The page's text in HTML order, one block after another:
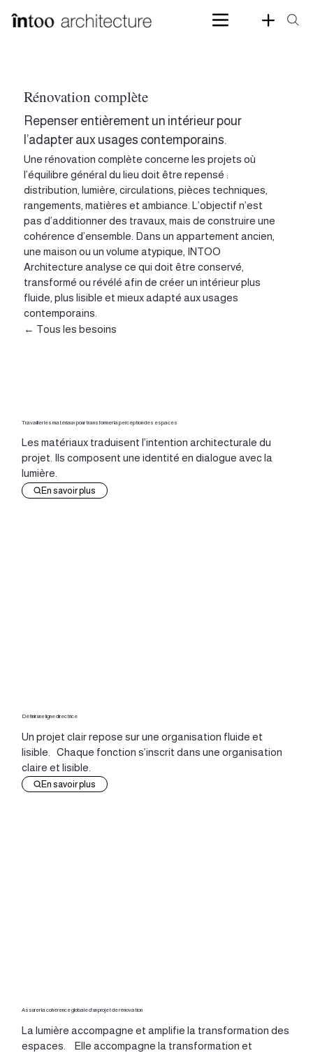
Rénovation complète
Repenser entièrement un intérieur pour
l’adapter aux usages contemporains.
Une rénovation complète concerne les projets où
l’équilibre général du lieu doit être repensé :
distribution, lumière, circulations, pièces techniques,
rangements, matières et ambiance. L’objectif n’est
pas d’additionner des travaux, mais de construire une
cohérence d’ensemble. Dans un appartement ancien,
une maison ou un volume atypique, INTOO
Architecture analyse ce qui doit être conservé,
transformé ou révélé afin de créer un intérieur plus
fluide, plus lisible et mieux adapté aux usages
contemporains.
← Tous les besoins
Travailler les matériaux pour transformer la perception des espaces
Les matériaux traduisent l’intention architecturale du
projet. Ils composent une identité en dialogue avec la
lumière.
En savoir plus
Définir une ligne directrice
Un projet clair repose sur une organisation fluide et
lisible. Chaque fonction s’inscrit dans une organisation
claire et lisible.
En savoir plus
Assurer la cohérence globale d’un projet de rénovation
La lumière accompagne et amplifie la transformation des
espaces. Elle accompagne la transformation et